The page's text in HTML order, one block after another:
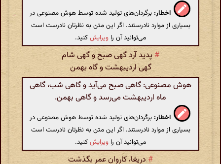
اخطار: برگردان‌های تولید شده توسط هوش مصنوعی در
بسیاری از موارد نادرستند. اگر این متن به نظرتان نادرست است
می‌توانید آن را ویرایشکنید.
# پدید آرد گهی صبح و گهی شام
گهی اردیبهشت و گاه بهمن
هوش مصنوعی: گاهی صبح می‌آید و گاهی شب، گاهی
ماه اردیبهشت می‌رسد و گاهی بهمن.
اخطار: برگردان‌های تولید شده توسط هوش مصنوعی در
بسیاری از موارد نادرستند. اگر این متن به نظرتان نادرست است
می‌توانید آن را ویرایشکنید.
#دریغا، کاروان عمر بگذشت